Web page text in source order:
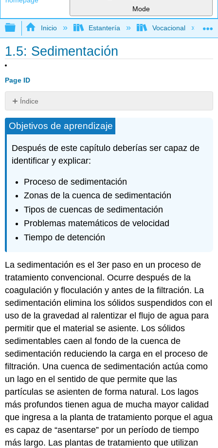
Mode
Expandir/contraer jerarquía global
Inicio Estantería Vocacional
1.5: Sedimentación
Page ID
Índice
que
afectan
sedimentación
de
sedimentación
Tipos
Cuencas
de
de
Detención
Manejo
y
eliminación
de
lodos
Revisión
Operaciones
Diarias
de
Cuencas
de
Sedimentación
Velocity
Matemáticas
Revisión
Objetivos de aprendizaje
Después de este capítulo deberías ser capaz de
identificar y explicar:
Proceso de sedimentación
Zonas de la cuenca de sedimentación
Tipos de cuencas de sedimentación
Problemas matemáticos de velocidad
Tiempo de detención
La sedimentación es el 3er paso en un proceso de
tratamiento convencional. Ocurre después de la
coagulación y floculación y antes de la filtración. La
sedimentación elimina los sólidos suspendidos con el
uso de la gravedad al ralentizar el flujo de agua para
permitir que el material se asiente. Los sólidos
sedimentables caen al fondo de la cuenca de
sedimentación reduciendo la carga en el proceso de
filtración. Una cuenca de sedimentación actúa como
un lago en el sentido de que permite que las
partículas se asienten de forma natural. Los lagos
más profundos tienen agua de mucha mayor calidad
que ingresa a la planta de tratamiento porque el agua
es capaz de “asentarse” por un período de tiempo
más largo. Las plantas de tratamiento que utilizan